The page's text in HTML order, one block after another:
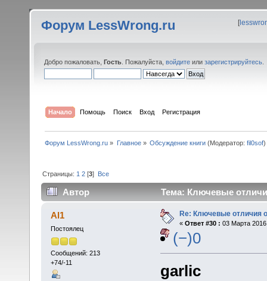
Форум LessWrong.ru [
Добро пожаловать, Гость . Пожалуйста, войдите или зарегистрируйтесь
Начало Помощь Поиск Вход Регистрация
Форум LessWrong.ru » Главное» Обсуждение книги(Модератор: fil0sof)
Страницы: 1 2 [3] Все
Автор Тема: Ключевые
Al1
Постоялец
Сообщений: 213
+74/-11
Re: Ключевые отличия
« Ответ #30 : 03 Марта
(−)0
garlic